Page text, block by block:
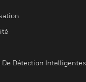
Détection Intelligentes